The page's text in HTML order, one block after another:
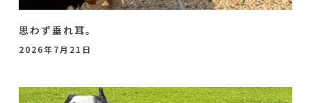
思わず垂れ耳。
2026年7月21日